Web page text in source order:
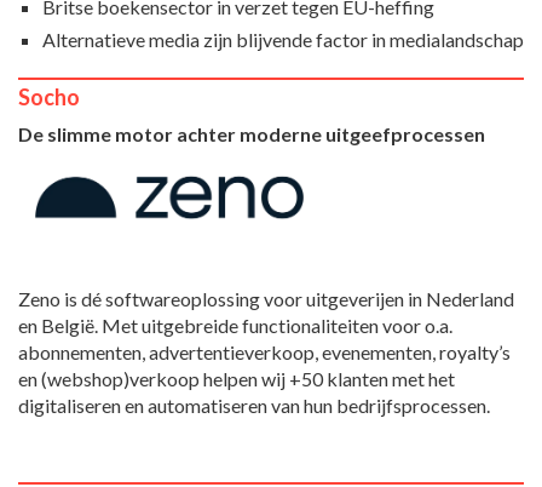
Britse boekensector in verzet tegen EU-heffing
Alternatieve media zijn blijvende factor in medialandschap
Socho
De slimme motor achter moderne uitgeefprocessen
Zeno is dé softwareoplossing voor uitgeverijen in Nederland
en België. Met uitgebreide functionaliteiten voor o.a.
abonnementen, advertentieverkoop, evenementen, royalty’s
en (webshop)verkoop helpen wij +50 klanten met het
digitaliseren en automatiseren van hun bedrijfsprocessen.